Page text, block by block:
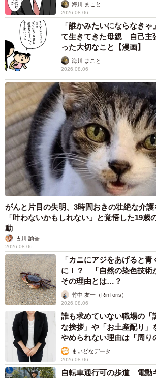
“勝利”をつかみ取ったサンちゃん。ユキちゃんのお
もしかさん提供、Twitterよりキャプチャ撮影）
――動画の最後、レンくんが去って行く
んも体が大きくなって、最近はレンくん
ことが多くなったんですね。
「はい、最近はサンもレンに負けないよ
た。お互いにじゃれるのですが、レンが
てしまうことも増えてきました」
勝ち取った特等席🐶🐱 pic.twitter.com/
— かもしか (@b09a2032c)December 1,
――そんな“勝利”をつかみ取ったサンちゃ
げたあと、どうしましたか。
「サンはそのままユキの耳をなめてまし
――勝ち取った“特等席”（ユキちゃんの
海川 まこと
2026.08.06
「誰かみたいにならなき
て生きてきた母親 自己主
った大切なこと【漫画】
海川 まこと
2026.08.06
がんと片目の失明、3時間おきの壮絶な介
「叶わないかもしれない」と覚悟した19歳
動
古川 諭香
2026.08.06
「カニにアジをあげると青
に！？ 「自然の染色技術
その理由とは…？
竹中 友一（RinToris）
2026.08.06
誰も求めていない職場の「
な挨拶」や「お土産配り
やめられない理由は「周り
まいどなデータ
2026.08.06
自転車通行可の歩道 電動